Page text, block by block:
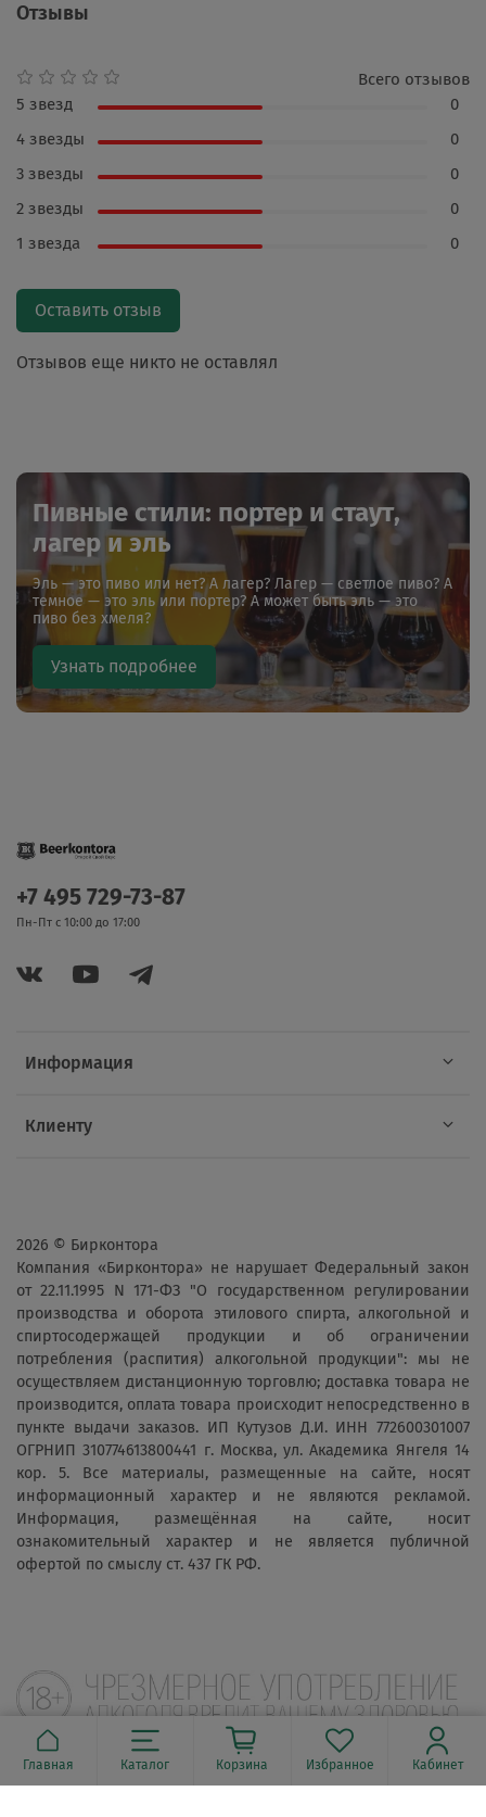
Отзывы
Отзывов еще никто не оставлял
Всего отзывов
5 звезд
0
4 звезды
0
3 звезды
0
2 звезды
0
1 звезда
0
Оставить отзыв
Пивные стили: портер и стаут,
лагер и эль
Эль — это пиво или нет? А лагер? Лагер — светлое пиво? А
темное — это эль или портер? А может быть эль — это
пиво без хмеля?
Узнать подробнее
Информация
Клиенту
+7 495 729-73-87
Пн-Пт с 10:00 до 17:00
2026 © Бирконтора
Компания «Бирконтора» не нарушает Федеральный закон
от 22.11.1995 N 171-ФЗ "О государственном регулировании
производства и оборота этилового спирта, алкогольной и
спиртосодержащей продукции и об ограничении
потребления (распития) алкогольной продукции": мы не
осуществляем дистанционную торговлю; доставка товара не
производится, оплата товара происходит непосредственно в
пункте выдачи заказов. ИП Кутузов Д.И. ИНН 772600301007
ОГРНИП 310774613800441 г. Москва, ул. Академика Янгеля 14
кор. 5. Все материалы, размещенные на сайте, носят
информационный характер и не являются рекламой.
Информация, размещённая на сайте, носит
ознакомительный характер и не является публичной
офертой по смыслу ст. 437 ГК РФ.
Главная Каталог Корзина Избранное Кабинет